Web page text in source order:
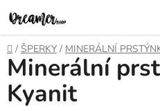
na
obsah
Domů
/ ŠPERKY / MINERÁLNÍ
Minerální
Kyanit